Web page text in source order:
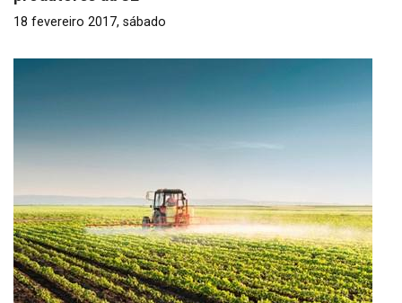
18 fevereiro 2017, sábado